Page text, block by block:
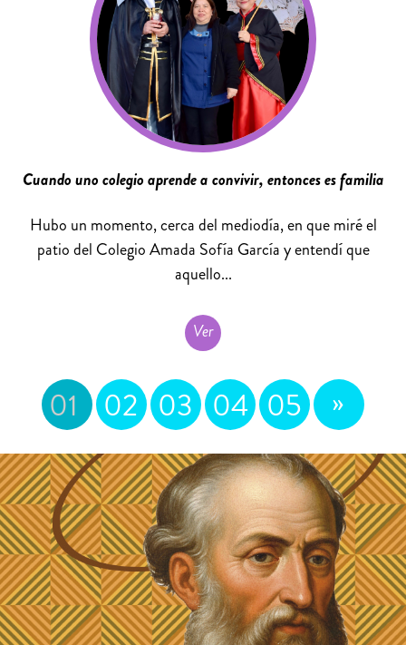
Cuando uno colegio aprende a convivir, entonces es familia
Hubo un momento, cerca del mediodía, en que miré el
patio del Colegio Amada Sofía García y entendí que
aquello...
Ver
01 02 03 04 05 »